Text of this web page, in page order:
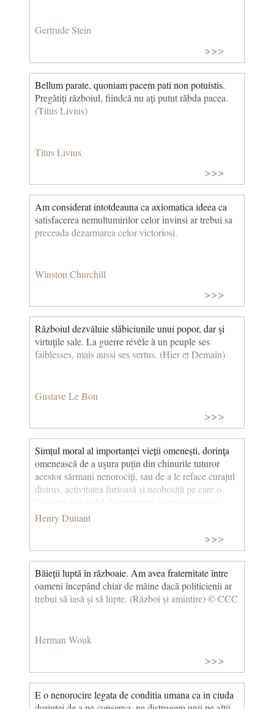
Gertrude Stein
>>>
Bellum parate, quoniam pacem pati non potuistis.
Pregătiţi războiul, fiindcă nu aţi putut răbda pacea.
(Titus Livius)
Titus Livius
>>>
Am considerat intotdeauna ca axiomatica ideea ca
satisfacerea nemultumirilor celor invinsi ar trebui sa
preceada dezarmarea celor victoriosi.
Winston Churchill
>>>
Războiul dezvăluie slăbiciunile unui popor, dar şi
virtuţile sale. La guerre révèle à un peuple ses
faiblesses, mais aussi ses vertus. (Hier et Demain)
Gustave Le Bon
>>>
Simțul moral al importanței vieții omenești, dorinţa
omenească de a uşura puţin din chinurile tuturor
acestor sărmani nenorociţi, sau de a le reface curajul
distrus, activitatea furioasă și neobosită pe care o
combină pentru a crea un fel de energie care duce la
o dorință pozitivă de a-i alina pe cât mai mulți
Henry Dunant
>>>
Băieții luptă în războaie. Am avea fraternitate între
oameni începând chiar de mâine dacă politicienii ar
trebui să iasă și să lupte. (Război și amintire) © CCC
Herman Wouk
>>>
E o nenorocire legata de conditia umana ca in ciuda